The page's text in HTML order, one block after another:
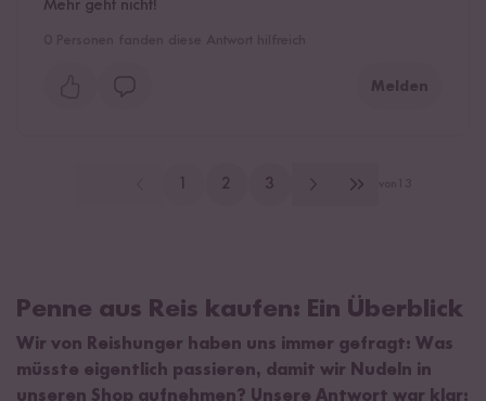
Mehr geht nicht!
Melden
2 3
Penne aus Reis kaufen: Ein Überblick
Wir von Reishunger haben uns immer gefragt: Was
müsste eigentlich passieren, damit wir Nudeln in
unseren Shop aufnehmen? Unsere Antwort war klar: